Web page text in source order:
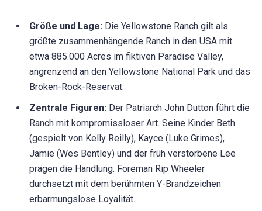
Größe und Lage: Die Yellowstone Ranch gilt als
größte zusammenhängende Ranch in den USA mit
etwa 885.000 Acres im fiktiven Paradise Valley,
angrenzend an den Yellowstone National Park und das
Broken-Rock-Reservat.
Zentrale Figuren: Der Patriarch John Dutton führt die
Ranch mit kompromissloser Art. Seine Kinder Beth
(gespielt von Kelly Reilly), Kayce (Luke Grimes),
Jamie (Wes Bentley) und der früh verstorbene Lee
prägen die Handlung. Foreman Rip Wheeler
durchsetzt mit dem berühmten Y-Brandzeichen
erbarmungslose Loyalität.